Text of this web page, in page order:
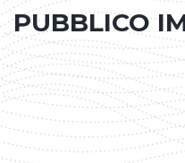
PUBBLICO